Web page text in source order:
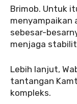
Brimob. Untuk
menyampaikan
sebesar-
menjaga
Lebih lanjut,
tantangan
kompleks.